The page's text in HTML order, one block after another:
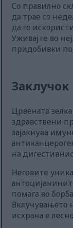
Со правилно
да трае со
да го
Уживајте во
придобивки
Заклучок
Црвената
здравствени
зајакнува
на
Неговите
помага во
Вклучувањето
исхрана е